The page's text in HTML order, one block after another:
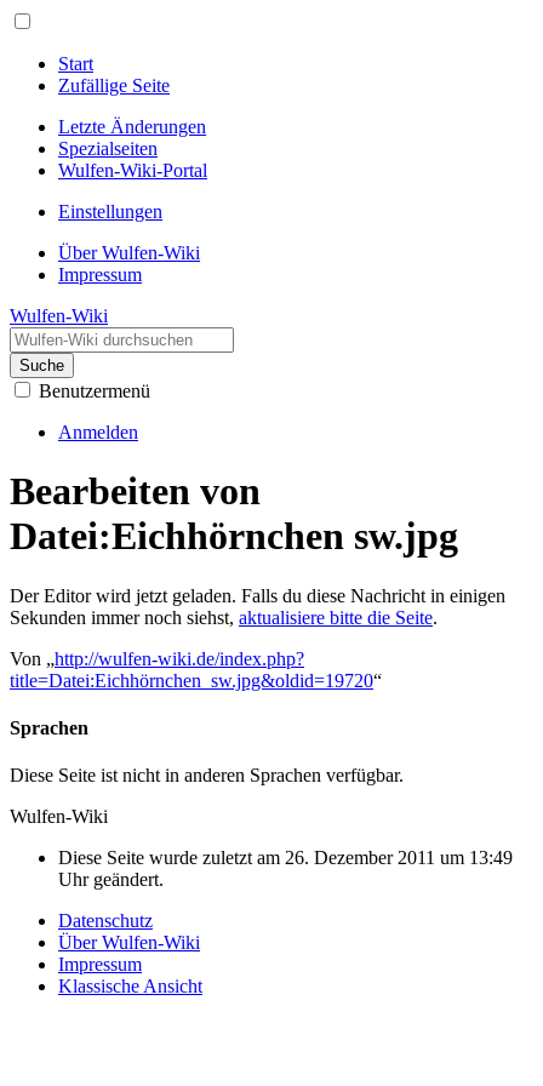
Start
Zufällige Seite
Letzte Änderungen
Spezialseiten
Wulfen-Wiki-Portal
Einstellungen
Über Wulfen-Wiki
Impressum
Wulfen-Wiki
Suche
Benutzermenü
Anmelden
Bearbeiten von
Datei:Eichhörnchen sw.jpg
Der Editor wird jetzt geladen. Falls du diese Nachricht in einigen
Sekunden immer noch siehst, aktualisiere bitte die Seite.
Von „http://wulfen-wiki.de/index.php?
title=Datei:Eichhörnchen_sw.jpg&oldid=19720“
Sprachen
Diese Seite ist nicht in anderen Sprachen verfügbar.
Wulfen-Wiki
Diese Seite wurde zuletzt am 26. Dezember 2011 um 13:49
Uhr geändert.
Datenschutz
Über Wulfen-Wiki
Impressum
Klassische Ansicht